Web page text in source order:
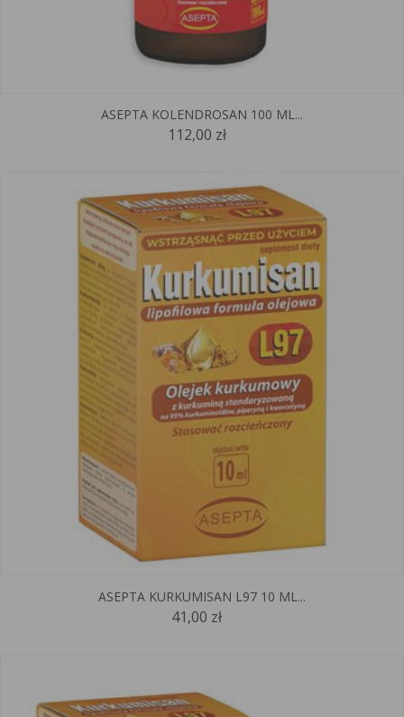
ASEPTA KOLENDROSAN 100 ML...
112,00 zł
ASEPTA KURKUMISAN L97 10 ML...
41,00 zł